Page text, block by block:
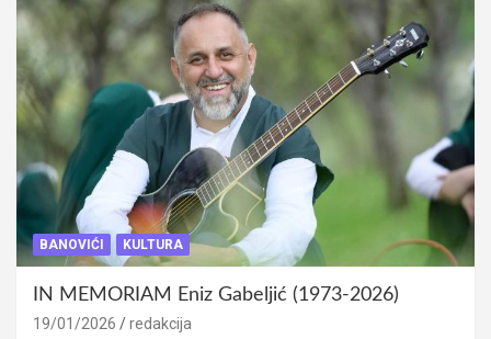
BANOVIĆI KULTURA
IN MEMORIAM Eniz Gabeljić (1973-2026)
19/01/2026 redakcija